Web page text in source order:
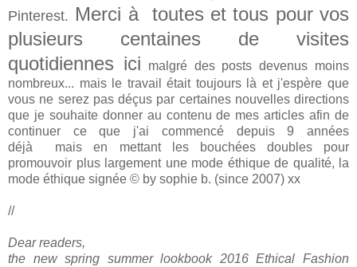
Pinterest. Merci à toutes et tous pour vos
plusieurs centaines de visites
quotidiennes ici malgré des posts devenus moins
nombreux... mais le travail était toujours là et j'espère que
vous ne serez pas déçus par certaines nouvelles directions
que je souhaite donner au contenu de mes articles afin de
continuer ce que j'ai commencé depuis 9 années
déjà mais en mettant les bouchées doubles pour
promouvoir plus largement une mode éthique de qualité, la
mode éthique signée © by sophie b. (since 2007) xx
//
Dear readers,
the new spring summer lookbook 2016 Ethical Fashion